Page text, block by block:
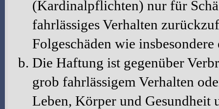
(Kardinalpflichten) nur für
fahrlässiges Verhalten
Folgeschäden wie
Die Haftung ist gegenüber
grob fahrlässigem Verhalten
Leben, Körper und Gesundheit